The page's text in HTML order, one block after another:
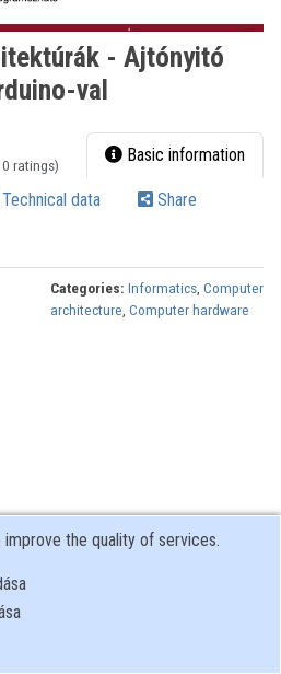
- Ajtónyitó
val
ratings) Basic information
Technical data Share
Categories: Informatics, Computer
architecture, Computer hardware
the quality of services.